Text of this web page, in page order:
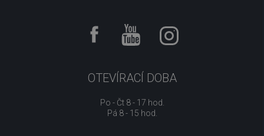
OTEVÍRACÍ DOBA
Po - Čt 8 - 17 hod.
Pá 8 - 15 hod.